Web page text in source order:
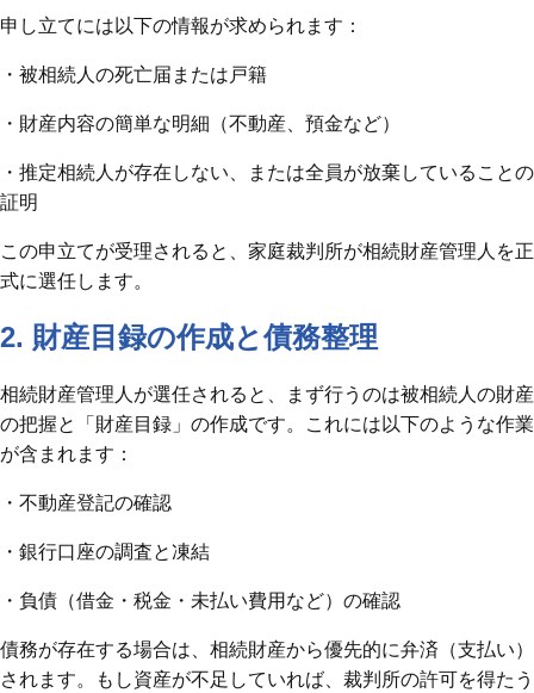
申し立てには以下の情報が求められます：
・被相続人の死亡届または戸籍
・財産内容の簡単な明細（不動産、預金など）
・推定相続人が存在しない、または全員が放棄していることの
証明
この申立てが受理されると、家庭裁判所が相続財産管理人を正
式に選任します。
2. 財産目録の作成と債務整理
相続財産管理人が選任されると、まず行うのは被相続人の財産
の把握と「財産目録」の作成です。これには以下のような作業
が含まれます：
・不動産登記の確認
・銀行口座の調査と凍結
・負債（借金・税金・未払い費用など）の確認
債務が存在する場合は、相続財産から優先的に弁済（支払い）
されます。もし資産が不足していれば、裁判所の許可を得たう